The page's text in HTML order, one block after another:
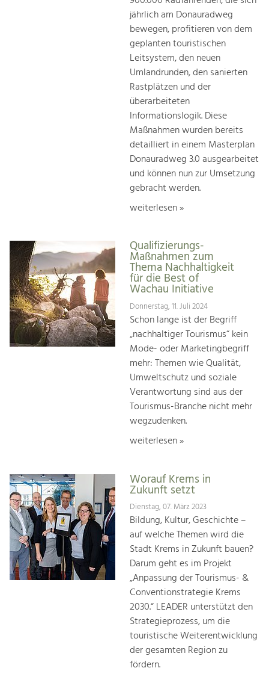
jährlich am Donauradweg
bewegen, profitieren von dem
geplanten touristischen
Leitsystem, den neuen
Umlandrunden, den sanierten
Rastplätzen und der
überarbeiteten
Informationslogik. Diese
Maßnahmen wurden bereits
detailliert in einem Masterplan
Donauradweg 3.0 ausgearbeitet
und können nun zur Umsetzung
gebracht werden.
weiterlesen »
Qualifizierungs-
Maßnahmen zum
Thema Nachhaltigkeit
für die Best of
Wachau Initiative
Donnerstag, 11. Juli 2024
Schon lange ist der Begriff
„nachhaltiger Tourismus“ kein
Mode- oder Marketingbegriff
mehr: Themen wie Qualität,
Umweltschutz und soziale
Verantwortung sind aus der
Tourismus-Branche nicht mehr
wegzudenken.
weiterlesen »
Worauf Krems in
Zukunft setzt
Dienstag, 07. März 2023
Bildung, Kultur, Geschichte –
auf welche Themen wird die
Stadt Krems in Zukunft bauen?
Darum geht es im Projekt
„Anpassung der Tourismus- &
Conventionstrategie Krems
2030.“ LEADER unterstützt den
Strategieprozess, um die
touristische Weiterentwicklung
der gesamten Region zu
fördern.